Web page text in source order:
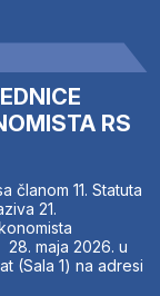
RS
članom 11. Statuta
21.
maja 2026. u
(Sala 1) na adresi